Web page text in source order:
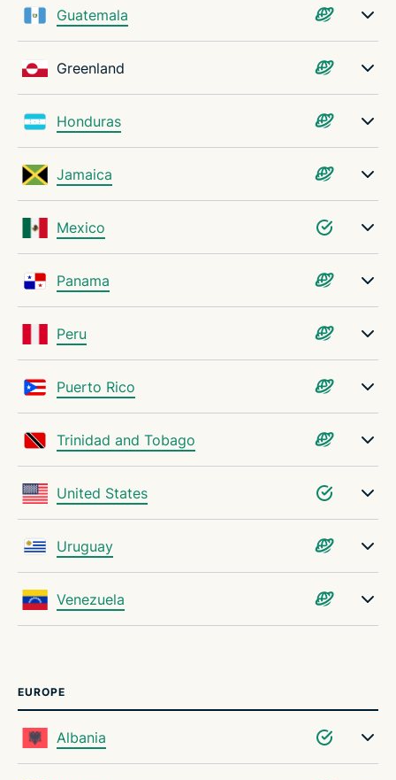
Guatemala
Greenland
Honduras
Jamaica
Mexico
Panama
Peru
Puerto Rico
Trinidad and Tobago
United States
Uruguay
Venezuela
EUROPE
Albania